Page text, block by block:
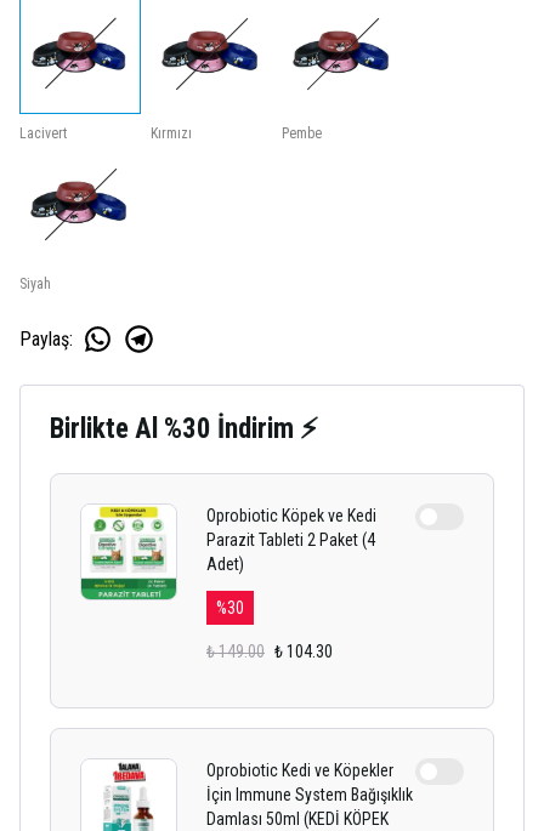
Lacivert Kırmızı Pembe
Siyah
Paylaş:
Birlikte Al %30 İndirim ⚡
Oprobiotic Köpek ve Kedi
Parazit Tableti 2 Paket (4
Adet)
%30
₺ 149.00 ₺ 104.30
Oprobiotic Kedi ve Köpekler
İçin Immune System Bağışıklık
Damlası 50ml (KEDİ KÖPEK